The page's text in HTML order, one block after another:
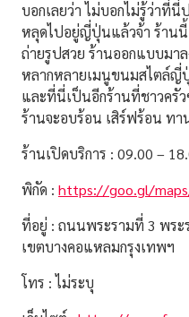
บอกเลยว่า ไม่บอกไม่รู้ว่าที่
หลุดไปอยู่ญี่ปุ่นแล้วจ้า ร้าน
ถ่ายรูปสวย ร้านออกแบบม
หลากหลายเมนูขนมสไตล์ญี่
และที่นี่เป็นอีกร้านที่ชาวครั
ร้านจะอบร้อน เสิร์ฟร้อน ท
ร้านเปิดบริการ : 09.00 –
พิกัด : https://goo.gl/
ที่อยู่ : ถนนพระรามที่ 3 พระ
เขตบางคอแหลมกรุงเทพฯ
โทร : ไม่ระบุ